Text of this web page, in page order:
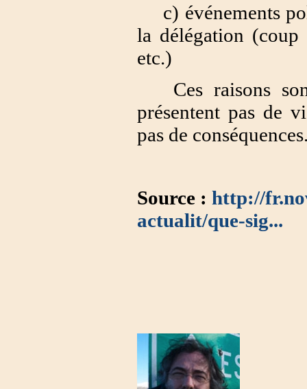
c) événements
la délégation (coup
etc.)
Ces raisons
présentent pas de
pas de
Source : http://
actualit/que-sig...